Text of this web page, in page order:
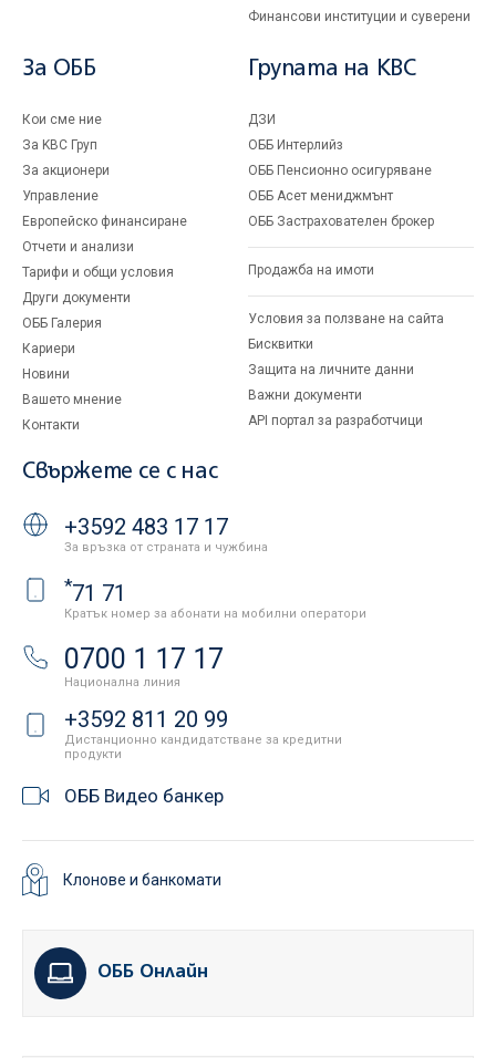
Финансови институции и суверени
За ОББ
Кои сме ние
За KBC Груп
За акционери
Управление
Европейско финансиране
Отчети и анализи
Тарифи и общи условия
Други документи
ОББ Галерия
Кариери
Новини
Вашето мнение
Контакти
Групата на KBC
ДЗИ
ОББ Интерлийз
ОББ Пенсионно осигуряване
ОББ Асет мениджмънт
ОББ Застрахователен брокер
Продажба на имоти
Условия за ползване на сайта
Бисквитки
Защита на личните данни
Важни документи
API портал за разработчици
Свържете се с нас
+3592 483 17 17
За връзка от страната и чужбина
*71 71
Кратък номер за абонати на мобилни оператори
0700 1 17 17
Национална линия
+3592 811 20 99
Дистанционно кандидатстване за кредитни
продукти
ОББ Видео банкер
Клонове и банкомати
ОББ Онлайн